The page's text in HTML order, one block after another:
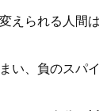
えられる人間
い、負のスパ